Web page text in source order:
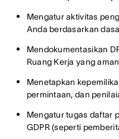
Mengatur aktivitas
Anda berdasarkan
Mendokumentasikan
Ruang Kerja yang aman
Menetapkan
permintaan, dan
Mengatur tugas daftar
GDPR (seperti